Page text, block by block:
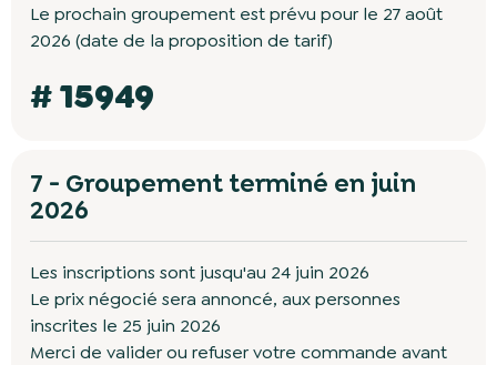
Le prochain groupement est prévu pour le 27 août
2026 (date de la proposition de tarif)
# 15949
7 - Groupement terminé en juin
2026
Les inscriptions sont jusqu'au 24 juin 2026
Le prix négocié sera annoncé, aux personnes
inscrites le 25 juin 2026
Merci de valider ou refuser votre commande avant